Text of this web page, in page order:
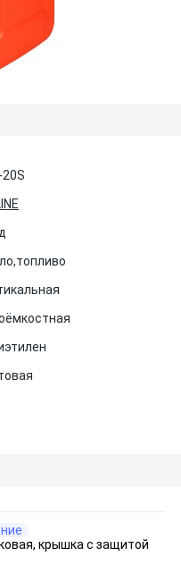
20S
топливо
крышка с защитой